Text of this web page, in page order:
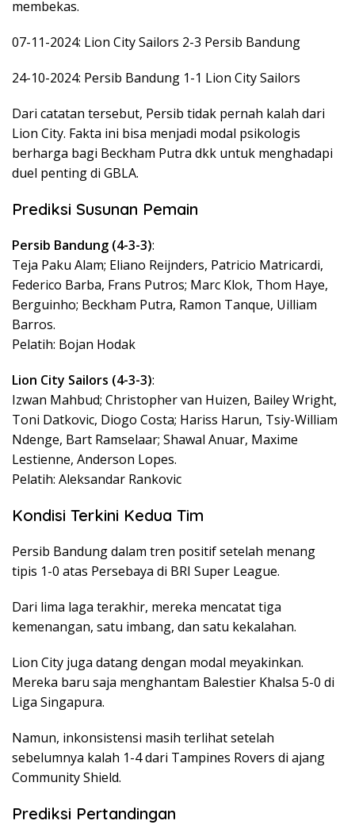
membekas.
07-11-2024: Lion City Sailors 2-3 Persib Bandung
24-10-2024: Persib Bandung 1-1 Lion City Sailors
Dari catatan tersebut, Persib tidak pernah kalah dari
Lion City. Fakta ini bisa menjadi modal psikologis
berharga bagi Beckham Putra dkk untuk menghadapi
duel penting di GBLA.
Prediksi Susunan Pemain
Persib Bandung (4-3-3):
Teja Paku Alam; Eliano Reijnders, Patricio Matricardi,
Federico Barba, Frans Putros; Marc Klok, Thom Haye,
Berguinho; Beckham Putra, Ramon Tanque, Uilliam
Barros.
Pelatih: Bojan Hodak
Lion City Sailors (4-3-3):
Izwan Mahbud; Christopher van Huizen, Bailey Wright,
Toni Datkovic, Diogo Costa; Hariss Harun, Tsiy-William
Ndenge, Bart Ramselaar; Shawal Anuar, Maxime
Lestienne, Anderson Lopes.
Pelatih: Aleksandar Rankovic
Kondisi Terkini Kedua Tim
Persib Bandung dalam tren positif setelah menang
tipis 1-0 atas Persebaya di BRI Super League.
Dari lima laga terakhir, mereka mencatat tiga
kemenangan, satu imbang, dan satu kekalahan.
Lion City juga datang dengan modal meyakinkan.
Mereka baru saja menghantam Balestier Khalsa 5-0 di
Liga Singapura.
Namun, inkonsistensi masih terlihat setelah
sebelumnya kalah 1-4 dari Tampines Rovers di ajang
Community Shield.
Prediksi Pertandingan